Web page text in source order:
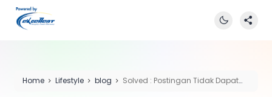
Home Lifestyle blog
Solved : Postingan Tidak Dapat